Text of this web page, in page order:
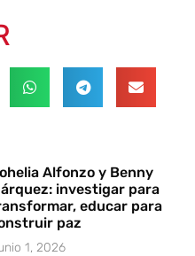
Alfonzo y Benny
investigar para
educar para
paz
1, 2026